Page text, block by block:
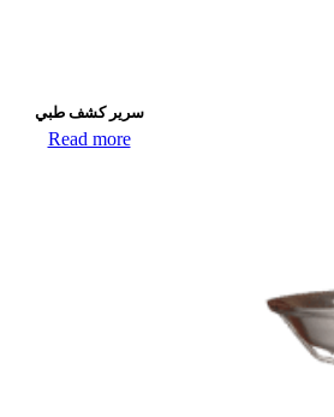
سرير كشف طبي
Read more